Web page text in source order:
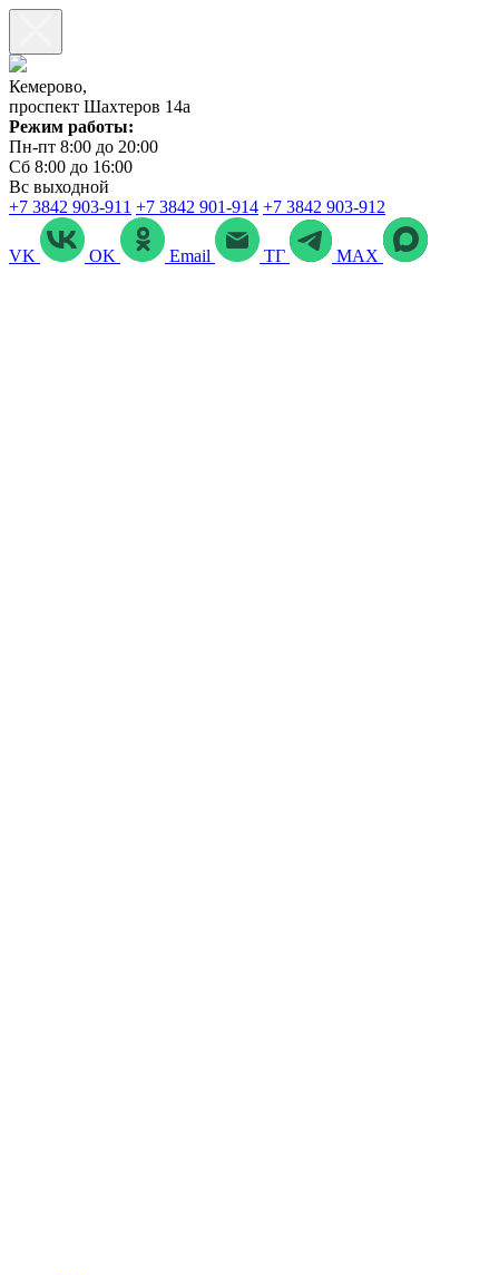
Кемерово,
проспект Шахтеров 14а
Режим работы:
Пн-пт 8:00 до 20:00
Сб 8:00 до 16:00
Вс выходной
+7 3842 903‑911 +7 3842 901‑914 +7 3842 903-912
VK OK Email ТГ MAX